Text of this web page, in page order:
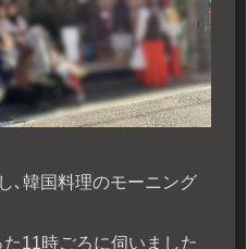
､韓国料理のモーニング
11時ごろに伺いました